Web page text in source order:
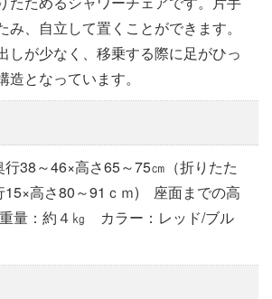
み、自立して置くことができます。
しが少なく、移乗する際に足がひっ
となっています。
38～46×高さ65～75㎝（折りたた
15×高さ80～91ｃｍ) 座面までの高
量：約４㎏ カラー：レッド/ブル